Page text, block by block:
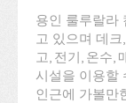
용인 룰루랄라
고 있으며 데
고, 전기, 온수,
시설을 이용할
인근에 가볼만